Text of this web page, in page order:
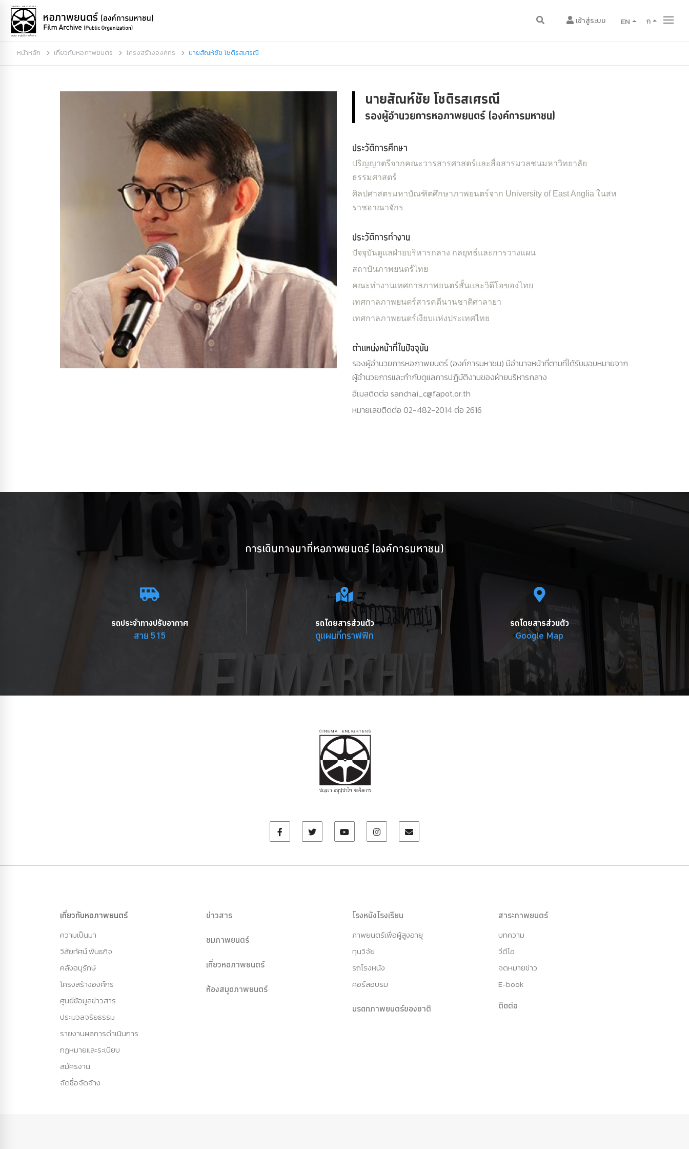
เข้าสู่ระบบ EN ก
หน้าหลัก เกี่ยวกับหอภาพยนตร์ โครงสร้างองค์กร นายสัณห์ชัย โชติรสเศรณี
นายสัณห์ชัย โชติรสเศรณี
รองผู้อำนวยการหอภาพยนตร์ (องค์การมหาชน)
ประวัติการศึกษา
ปริญญาตรีจากคณะวารสารศาสตร์และสื่อสารมวลชนมหาวิทยาลัย
ธรรมศาสตร์
ศิลปศาสตรมหาบัณฑิตศึกษาภาพยนตร์จาก University of East Anglia ในสห
ราชอาณาจักร
ประวัติการทำงาน
ปัจจุบันดูแลฝ่ายบริหารกลาง กลยุทธ์และการวางแผน
สถาบันภาพยนตร์ไทย
คณะทำงานเทศกาลภาพยนตร์สั้นและวิดีโอของไทย
เทศกาลภาพยนตร์สารคดีนานชาติศาลายา
เทศกาลภาพยนตร์เงียบแห่งประเทศไทย
ตำแหน่งหน้าที่ในปัจจุบัน
รองผู้อำนวยการหอภาพยนตร์ (องค์การมหาชน) มีอำนาจหน้าที่ตามที่ได้รับมอบหมายจาก
ผู้อำนวยการและกำกับดูแลการปฏิบัติงานของฝ่ายบริหารกลาง
อีเมลติดต่อ sanchai_c@fapot.or.th
หมายเลขติดต่อ 02-482-2014 ต่อ 2616
การเดินทางมาที่หอภาพยนตร์ (องค์การมหาชน)
รถประจำทางปรับอากาศ
สาย 515
รถโดยสารส่วนตัว
ดูแผนที่กราฟฟิก
รถโดยสารส่วนตัว
Google Map
เกี่ยวกับหอภาพยนตร์
ความเป็นมา
วิสัยทัศน์ พันธกิจ
คลังอนุรักษ์
โครงสร้างองค์กร
ศูนย์ข้อมูลข่าวสาร
ประมวลจริยธรรม
รายงานผลการดำเนินการ
กฏหมายและระเบียบ
สมัครงาน
จัดซื้อจัดจ้าง
ข่าวสาร
ชมภาพยนตร์
เที่ยวหอภาพยนตร์
ห้องสมุดภาพยนตร์
โรงหนังโรงเรียน
ภาพยนตร์เพื่อผู้สูงอายุ
ทุนวิจัย
รถโรงหนัง
คอร์สอบรม
มรดกภาพยนตร์ของชาติ
สาระภาพยนตร์
บทความ
วีดีโอ
จดหมายข่าว
E-book
ติดต่อ